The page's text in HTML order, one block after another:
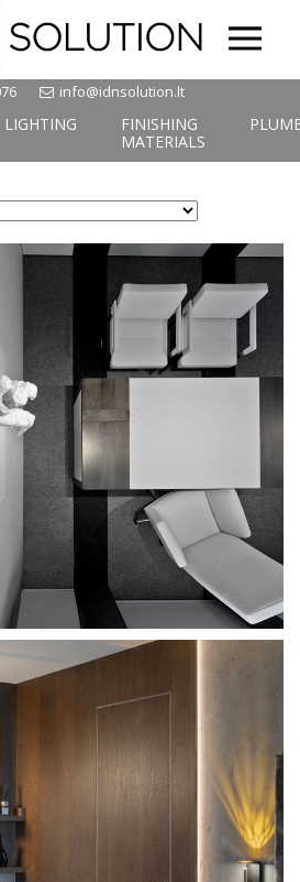
info@idnsolution.lt
MENU
LIGHTING
FINISHING
MATERIALS